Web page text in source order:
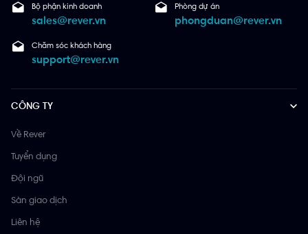
Bộ phận kinh doanh
sales@rever.vn
Phòng dự án
phongduan@rever.vn
Chăm sóc khách hàng
support@rever.vn
CÔNG TY
Về Rever
Tuyển dụng
Đội ngũ
Sàn giao dịch
Liên hệ